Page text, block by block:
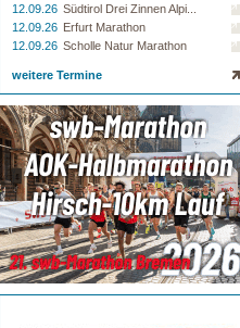
12.09.26 Südtirol Drei Zinnen Alpi...
12.09.26 Erfurt Marathon
12.09.26 Scholle Natur Marathon
weitere Termine